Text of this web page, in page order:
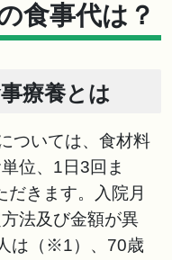
食事代は？
療養とは
ついては、食材料
位、1日3回ま
だきます。入院月
法及び金額が異
は（※1）、70歳